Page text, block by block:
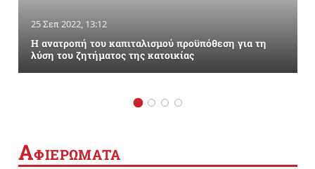
25 Σεπ 2022, 13:12
Η ανατροπή του καπιταλισμού προϋπόθεση για τη
λύση του ζητήματος της κατοικίας
ΑΦΙΕΡΩΜΑΤΑ